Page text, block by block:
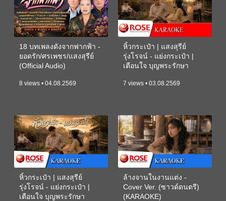
18 บทเพลงดังจากฟากฟ้า -
ยอดรัก/ศรเพชร/แสงสุรีย์
(Official Audio)
8 views • 04.08.2569
หิ้วกระเป๋า | แสงสุรีย์
รุ่งโรจน์ - แย่งกระเป๋า |
เตือนใจ บุญพระรักษา
7 views • 03.08.2569
หิ้วกระเป๋า | แสงสุรีย์
รุ่งโรจน์ - แย่งกระเป๋า |
เตือนใจ บุญพระรักษา
ล้างจานในงานแต่ง -
Cover Ver. (ซาวด์ดนตรี)
(KARAOKE)